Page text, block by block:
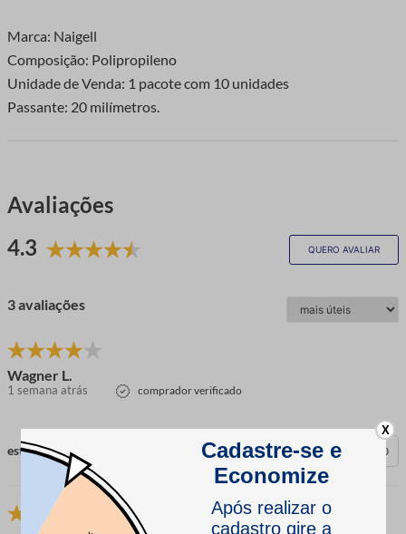
Marca: Naigell
Composição: Polipropileno
Unidade de Venda: 1 pacote com 10 unidades
Passante: 20 milímetros.
Avaliações
4.3
QUERO AVALIAR
3 avaliações
Wagner L.
1 semana atrás comprador verificado
esta avaliação foi útil? 0
X